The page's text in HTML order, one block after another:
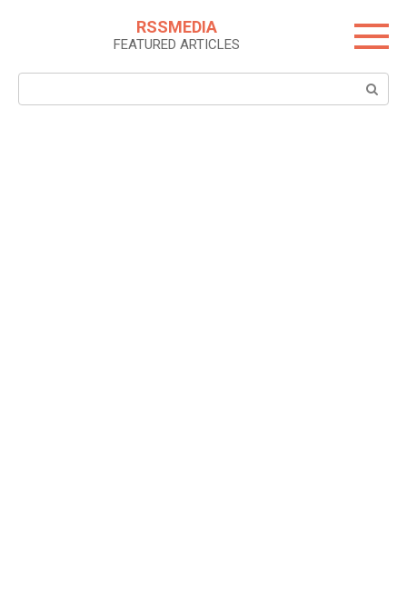
RSSMEDIA
FEATURED ARTICLES
Search: